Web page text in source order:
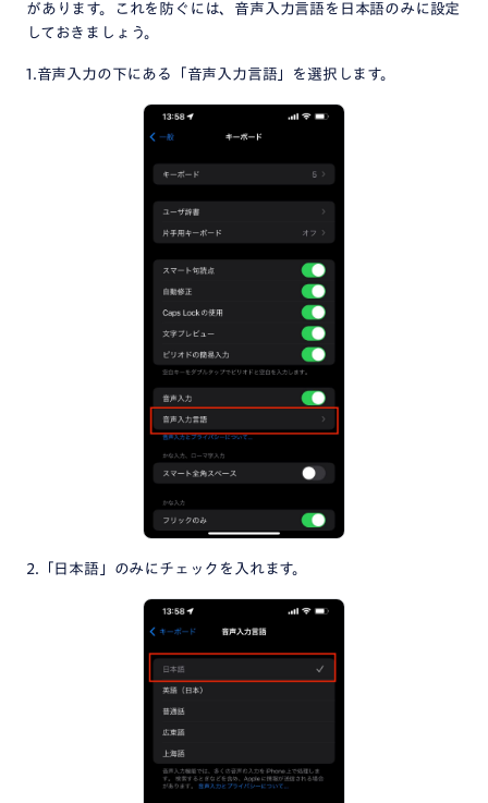
があります。これを防ぐには、音声入力言語を日本語のみに設定
しておきましょう。
1.音声入力の下にある「音声入力言語」を選択します。
2.「日本語」のみにチェックを入れます。